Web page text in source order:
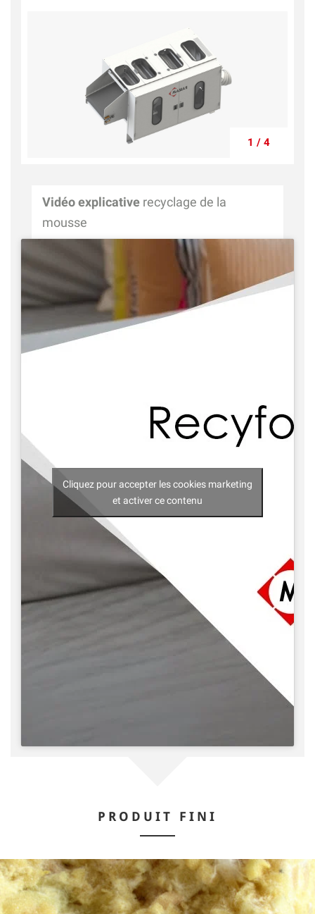
1 / 4
Vidéo explicative recyclage de la
mousse
Cliquez pour accepter les cookies marketing
et activer ce contenu
PRODUIT FINI